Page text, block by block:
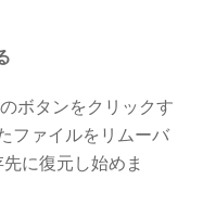
ボタンをクリックす
ファイルをリムーバ
に復元し始めま